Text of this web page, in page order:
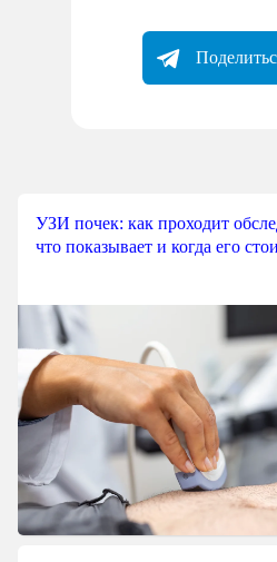
УЗИ почек: как проходит
что показывает и когда его